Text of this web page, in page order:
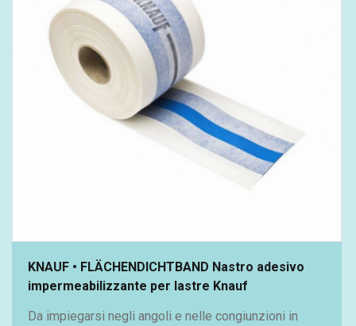
KNAUF • FLÄCHENDICHTBAND Nastro adesivo
impermeabilizzante per lastre Knauf
Da impiegarsi negli angoli e nelle congiunzioni in